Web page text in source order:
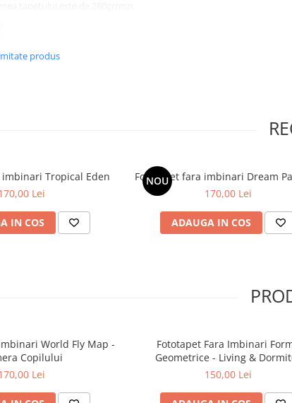
intr-un tub de carton care ii va asigura protectia la livrare.
produs
Tropical Eden
Lei
IN COS
NOU
Fototapet fara imbinari Dream
170,00 Lei
ADAUGA IN COS
World Fly Map -
Copilului
Lei
Fototapet Fara Imbinari
Geometrice - Living &
150,00 Lei